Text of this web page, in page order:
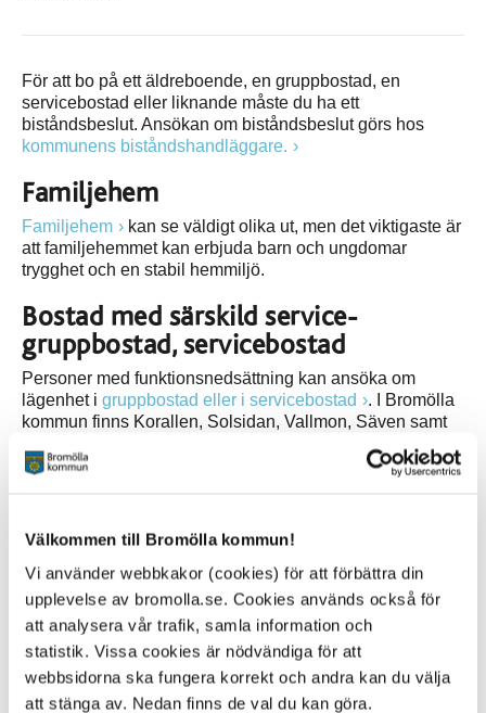
Välkommen till Bromölla kommun!
Vi använder webbkakor (cookies) för att förbättra din
upplevelse av bromolla.se. Cookies används också för
att analysera vår trafik, samla information och
statistik. Vissa cookies är nödvändiga för att
webbsidorna ska fungera korrekt och andra kan du välja
att stänga av. Nedan finns de val du kan göra.
För att bo på ett äldreboende, en gruppbostad, en
servicebostad eller liknande måste du ha ett
biståndsbeslut. Ansökan om biståndsbeslut görs hos
kommunens biståndshandläggare.
Familjehem
Familjehem
kan se väldigt olika ut, men det viktigaste är
att familjehemmet kan erbjuda barn och ungdomar
trygghet och en stabil hemmiljö.
Bostad med särskild service-
gruppbostad, servicebostad
Personer med funktionsnedsättning kan ansöka om
lägenhet i gruppbostad eller i servicebostad
. I Bromölla
kommun finns Korallen, Solsidan, Vallmon, Säven samt
servicebostad.
Korttidsboende är ett boende där du vistas under en
begränsad period, till exempel på grund av rehabilitering
eller återhämtning. På
Korsvångsgården
finns
avdelningenFyren som är ett korttidsboende.
Äldreboenden
Ett äldreboende kan bli aktuellt för äldre personer när